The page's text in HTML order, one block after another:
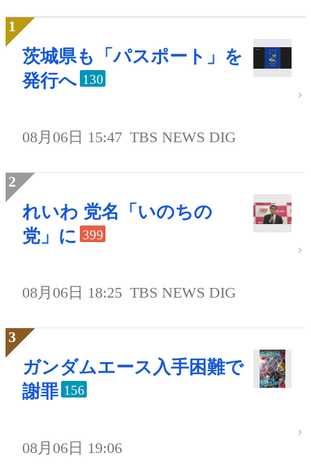
茨城県も「パスポート」を
発行へ 130
08月06日 15:47 TBS NEWS DIG
れいわ 党名「いのちの
党」に 399
08月06日 18:25 TBS NEWS DIG
ガンダムエース入手困難で
謝罪 156
08月06日 19:06